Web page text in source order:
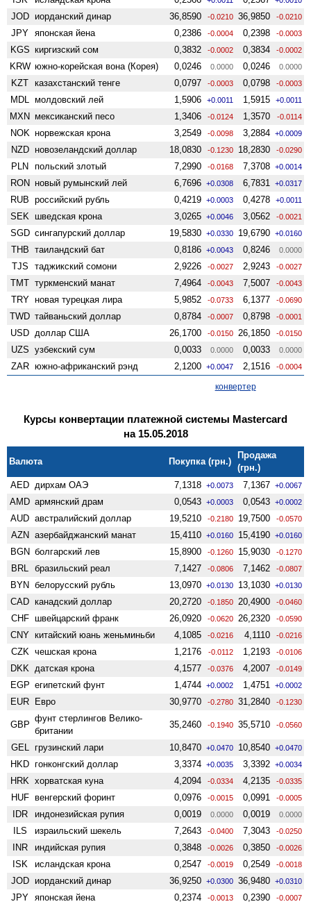
JOD иорданский динар 36,8590 -0.0210 36,9850 -0.0210
JPY японская йена 0,2386 -0.0004 0,2398 -0.0003
KGS киргизский сом 0,3832 -0.0002 0,3834 -0.0002
KRW южно-корейская вона (Корея) 0,0246 0.0000 0,0246 0.0000
KZT казахстанский тенге 0,0797 -0.0003 0,0798 -0.0003
MDL молдовский лей 1,5906 +0.0011 1,5915 +0.0011
MXN мексиканский песо 1,3406 -0.0124 1,3570 -0.0114
NOK норвежская крона 3,2549 -0.0098 3,2884 +0.0009
NZD ново­зеландский доллар 18,0830 -0.1230 18,2830 -0.0290
PLN польский злотый 7,2990 -0.0168 7,3708 +0.0014
RON новый румынский лей 6,7696 +0.0308 6,7831 +0.0317
RUB российский рубль 0,4219 +0.0003 0,4278 +0.0011
SEK шведская крона 3,0265 +0.0046 3,0562 -0.0021
SGD сингапурский доллар 19,5830 +0.0330 19,6790 +0.0160
THB таиландский бат 0,8186 +0.0043 0,8246 0.0000
TJS таджикский сомони 2,9226 -0.0027 2,9243 -0.0027
TMT туркменский манат 7,4964 -0.0043 7,5007 -0.0043
TRY новая турецкая лира 5,9852 -0.0733 6,1377 -0.0690
TWD тайваньский доллар 0,8784 -0.0007 0,8798 -0.0001
USD доллар США 26,1700 -0.0150 26,1850 -0.0150
UZS узбекский сум 0,0033 0.0000 0,0033 0.0000
ZAR южно-африканский рэнд 2,1200 +0.0047 2,1516 -0.0004
конвертер
Курсы конвертации платежной системы Mastercard
на 15.05.2018
Валюта Покупка (грн.)
Продажа
(грн.)
AED дирхам ОАЭ 7,1318 +0.0073 7,1367 +0.0067
AMD армянский драм 0,0543 +0.0003 0,0543 +0.0002
AUD австралийский доллар 19,5210 -0.2180 19,7500 -0.0570
AZN азербайджанский манат 15,4110 +0.0160 15,4190 +0.0160
BGN болгарский лев 15,8900 -0.1260 15,9030 -0.1270
BRL бразильский реал 7,1427 -0.0806 7,1462 -0.0807
BYN белорусский рубль 13,0970 +0.0130 13,1030 +0.0130
CAD канадский доллар 20,2720 -0.1850 20,4900 -0.0460
CHF швейцарский франк 26,0920 -0.0620 26,2320 -0.0590
CNY китайский юань женьминьби 4,1085 -0.0216 4,1110 -0.0216
CZK чешская крона 1,2176 -0.0112 1,2193 -0.0106
DKK датская крона 4,1577 -0.0376 4,2007 -0.0149
EGP египетский фунт 1,4744 +0.0002 1,4751 +0.0002
EUR Евро 30,9770 -0.2780 31,2840 -0.1230
GBP
фунт стерлингов Велико­
британии
35,2460 -0.1940 35,5710 -0.0560
GEL грузинский лари 10,8470 +0.0470 10,8540 +0.0470
HKD гонконгский доллар 3,3374 +0.0035 3,3392 +0.0034
HRK хорватская куна 4,2094 -0.0334 4,2135 -0.0335
HUF венгерский форинт 0,0976 -0.0015 0,0991 -0.0005
IDR индонезийская рупия 0,0019 0.0000 0,0019 0.0000
ILS израильский шекель 7,2643 -0.0400 7,3043 -0.0250
INR индийская рупия 0,3848 -0.0026 0,3850 -0.0026
ISK исландская крона 0,2547 -0.0019 0,2549 -0.0018
JOD иорданский динар 36,9250 +0.0300 36,9480 +0.0310
JPY японская йена 0,2374 -0.0013 0,2390 -0.0007